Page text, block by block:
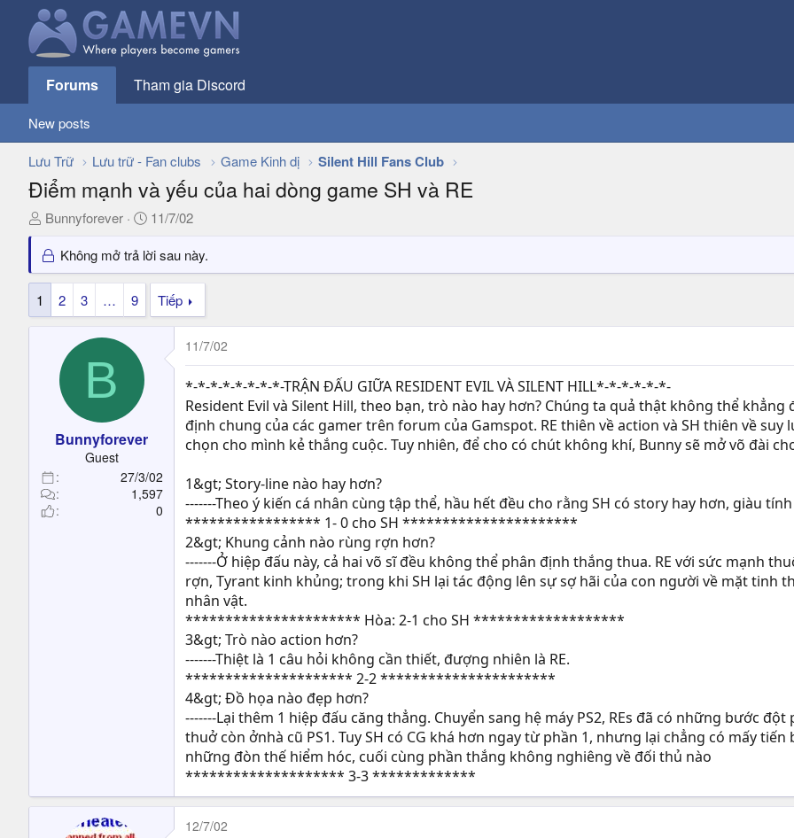
Forums Tham gia Discord
New posts
Lưu Trữ Lưu trữ - Fan clubs Game Kinh dị Silent Hill Fans Club
Điểm mạnh và yếu của hai dòng game SH và RE
T
r
e
Bunnyforever
N
à
y
11/7/02
Không mở trả lời sau này.
1 2 3 … 9 Tiếp
B
Bunnyforever
Guest
27/3/02
1,597
0
11/7/02
*-*-*-*-*-*-*-*-TRẬN ĐẤU GIỮA RESIDENT EVIL VÀ SILENT HILL*-*-*-*-*-*-
Resident Evil và Silent Hill, theo bạn, trò nào hay hơn? Chúng ta quả thật không thể
định chung của các gamer trên forum của Gamspot. RE thiên về action và SH thiên về
chọn cho mình kẻ thắng cuộc. Tuy nhiên, để cho có chút không khí, Bunny sẽ mở võ đài cho
1&gt; Story-line nào hay hơn?
-------Theo ý kiến cá nhân cùng tập thể, hầu hết đều cho rằng SH có story hay hơn, giàu
***************** 1- 0 cho SH **********************
2&gt; Khung cảnh nào rùng rợn hơn?
-------Ở hiệp đấu này, cả hai võ sĩ đều không thể phân định thắng thua. RE với sức mạnh
rợn, Tyrant kinh khủng; trong khi SH lại tác động lên sự sợ hãi của con người về mặt tinh
nhân vật.
********************** Hòa: 2-1 cho SH *******************
3&gt; Trò nào action hơn?
-------Thiệt là 1 câu hỏi không cần thiết, đượng nhiên là RE.
********************* 2-2 **********************
4&gt; Đồ họa nào đẹp hơn?
-------Lại thêm 1 hiệp đấu căng thẳng. Chuyển sang hệ máy PS2, REs đã có những bước
thuở còn ởnhà cũ PS1. Tuy SH có CG khá hơn ngay từ phần 1, nhưng lại chẳng có mấy
những đòn thế hiểm hóc, cuối cùng phần thắng không nghiêng về đối thủ nào
******************** 3-3 *************
12/7/02